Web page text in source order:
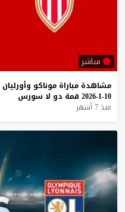
مباشر
مشاهدة مباراة موناكو وأورليان
10-1-2026
قمة دو لا سورس
منذ 7 أشهر